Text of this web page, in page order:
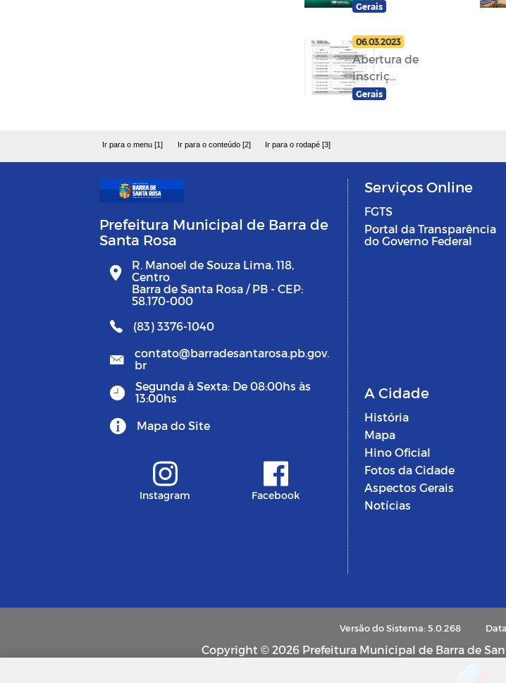
Gerais
06.03.2023
Abertura de
inscriç...
Gerais
Ir para o menu [1] Ir para o conteúdo [2] Ir para o rodapé [3]
Prefeitura Municipal de Barra de
Santa Rosa
R. Manoel de Souza Lima, 118,
Centro
Barra de Santa Rosa / PB - CEP:
58.170-000
(83) 3376-1040
contato@barradesantarosa.pb.gov.
br
Segunda à Sexta: De 08:00hs às
13:00hs
Mapa do Site
Instagram Facebook
Serviços Online
FGTS
Portal da Transparência
do Governo Federal
A Cidade
História
Mapa
Hino Oficial
Fotos da Cidade
Aspectos Gerais
Notícias
Versão do Sistema: 5.0.268
Copyright © 2026 Prefeitura Municipal de Barra de